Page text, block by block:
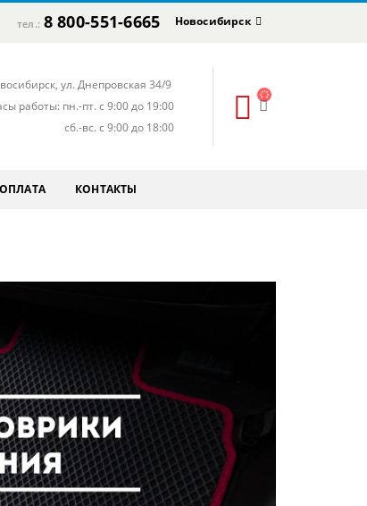
тел.: 8 800-551-6665 Новосибирск
ул. Днепровская 34/9
работы: пн.-пт. с 9:00 до 19:00
сб.-вс. с 9:00 до 18:00
КОНТАКТЫ